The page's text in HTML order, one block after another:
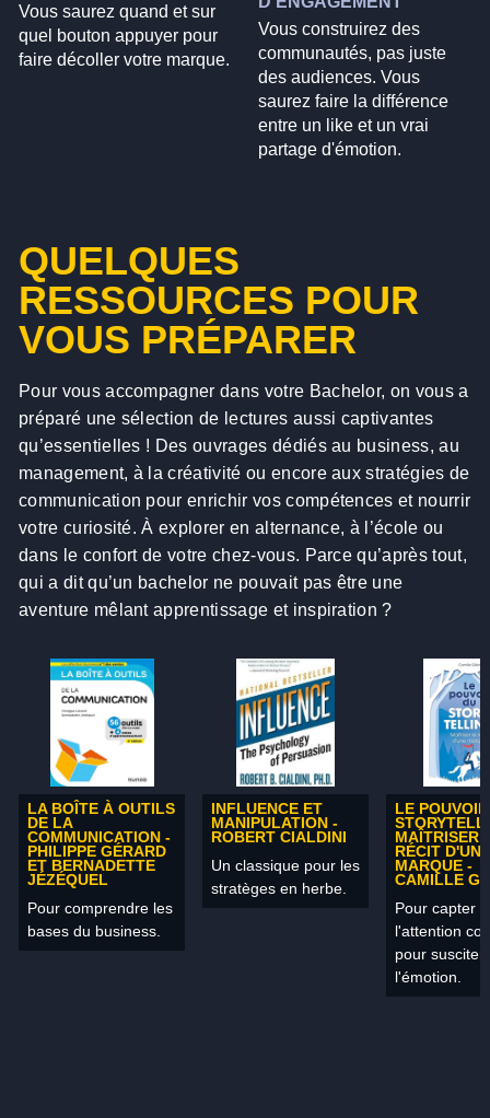
Vous saurez quand et sur
quel bouton appuyer pour
faire décoller votre marque.
Vous construirez des
communautés, pas juste
des audiences. Vous
saurez faire la différence
entre un like et un vrai
partage d'émotion.
QUELQUES
RESSOURCES POUR
VOUS PRÉPARER
Pour vous accompagner dans votre Bachelor, on vous a
préparé une sélection de lectures aussi captivantes
qu’essentielles ! Des ouvrages dédiés au business, au
management, à la créativité ou encore aux stratégies de
communication pour enrichir vos compétences et nourrir
votre curiosité. À explorer en alternance, à l’école ou
dans le confort de votre chez-vous. Parce qu’après tout,
qui a dit qu’un bachelor ne pouvait pas être une
aventure mêlant apprentissage et inspiration ?
LA BOÎTE À OUTILS
DE LA
COMMUNICATION -
PHILIPPE GÉRARD
ET BERNADETTE
JÉZÉQUEL
Pour comprendre les
bases du business.
INFLUENCE ET
MANIPULATION -
ROBERT CIALDINI
Un classique pour les
stratèges en herbe.
LE
MAÎTRISER
RÉCIT D'UNE
MARQUE -
CAMILLE
Pour capter
l'attention
pour susciter
l'émotion.